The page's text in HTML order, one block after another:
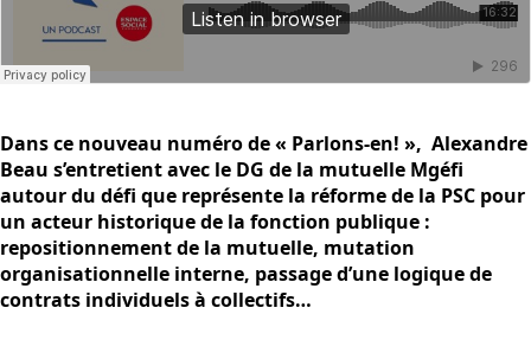
Dans ce nouveau numéro de « Parlons-en! », Alexandre
Beau s’entretient avec le DG de la mutuelle Mgéfi
autour du défi que représente la réforme de la PSC pour
un acteur historique de la fonction publique :
repositionnement de la mutuelle, mutation
organisationnelle interne, passage d’une logique de
contrats individuels à collectifs…